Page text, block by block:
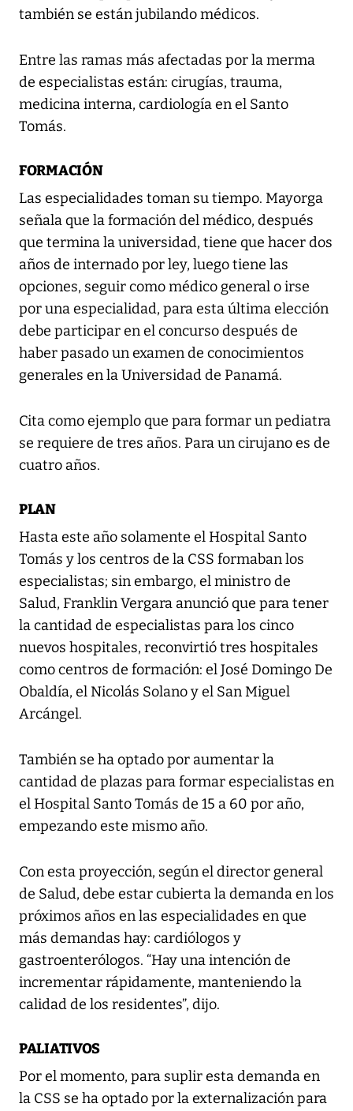
también se están jubilando médicos.
Entre las ramas más afectadas por la merma
de especialistas están: cirugías, trauma,
medicina interna, cardiología en el Santo
Tomás.
FORMACIÓN
Las especialidades toman su tiempo. Mayorga
señala que la formación del médico, después
que termina la universidad, tiene que hacer dos
años de internado por ley, luego tiene las
opciones, seguir como médico general o irse
por una especialidad, para esta última elección
debe participar en el concurso después de
haber pasado un examen de conocimientos
generales en la Universidad de Panamá.
Cita como ejemplo que para formar un pediatra
se requiere de tres años. Para un cirujano es de
cuatro años.
PLAN
Hasta este año solamente el Hospital Santo
Tomás y los centros de la CSS formaban los
especialistas; sin embargo, el ministro de
Salud, Franklin Vergara anunció que para tener
la cantidad de especialistas para los cinco
nuevos hospitales, reconvirtió tres hospitales
como centros de formación: el José Domingo De
Obaldía, el Nicolás Solano y el San Miguel
Arcángel.
También se ha optado por aumentar la
cantidad de plazas para formar especialistas en
el Hospital Santo Tomás de 15 a 60 por año,
empezando este mismo año.
Con esta proyección, según el director general
de Salud, debe estar cubierta la demanda en los
próximos años en las especialidades en que
más demandas hay: cardiólogos y
gastroenterólogos. “Hay una intención de
incrementar rápidamente, manteniendo la
calidad de los residentes”, dijo.
PALIATIVOS
Por el momento, para suplir esta demanda en
la CSS se ha optado por la externalización para